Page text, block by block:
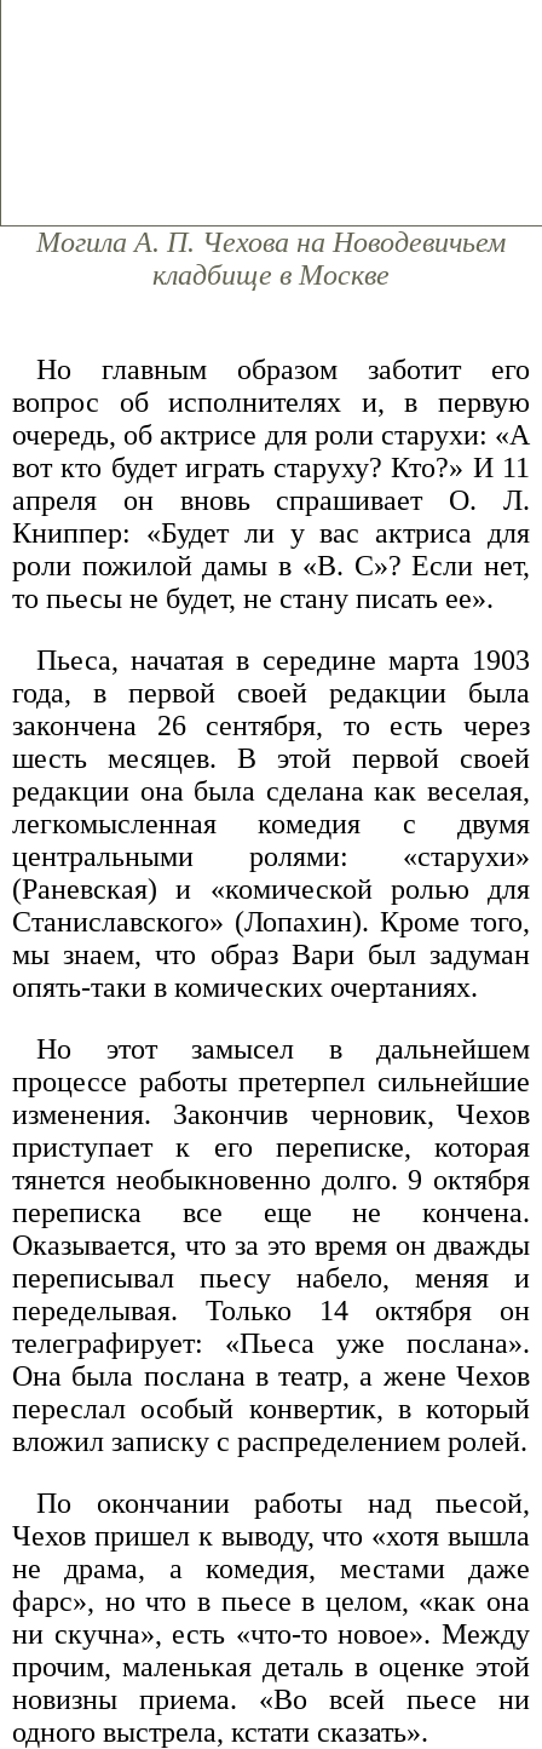
Могила А. П. Чехова на Новодевичьем
кладбище в Москве
Но главным образом заботит его
вопрос об исполнителях и, в первую
очередь, об актрисе для роли старухи: «А
вот кто будет играть старуху? Кто?» И 11
апреля он вновь спрашивает О. Л.
Книппер: «Будет ли у вас актриса для
роли пожилой дамы в «В. С»? Если нет,
то пьесы не будет, не стану писать ее».
Пьеса, начатая в середине марта 1903
года, в первой своей редакции была
закончена 26 сентября, то есть через
шесть месяцев. В этой первой своей
редакции она была сделана как веселая,
легкомысленная комедия с двумя
центральными ролями: «старухи»
(Раневская) и «комической ролью для
Станиславского» (Лопахин). Кроме того,
мы знаем, что образ Вари был задуман
опять-таки в комических очертаниях.
Но этот замысел в дальнейшем
процессе работы претерпел сильнейшие
изменения. Закончив черновик, Чехов
приступает к его переписке, которая
тянется необыкновенно долго. 9 октября
переписка все еще не кончена.
Оказывается, что за это время он дважды
переписывал пьесу набело, меняя и
переделывая. Только 14 октября он
телеграфирует: «Пьеса уже послана».
Она была послана в театр, а жене Чехов
переслал особый конвертик, в который
вложил записку с распределением ролей.
По окончании работы над пьесой,
Чехов пришел к выводу, что «хотя вышла
не драма, а комедия, местами даже
фарс», но что в пьесе в целом, «как она
ни скучна», есть «что-то новое». Между
прочим, маленькая деталь в оценке этой
новизны приема. «Во всей пьесе ни
одного выстрела, кстати сказать».